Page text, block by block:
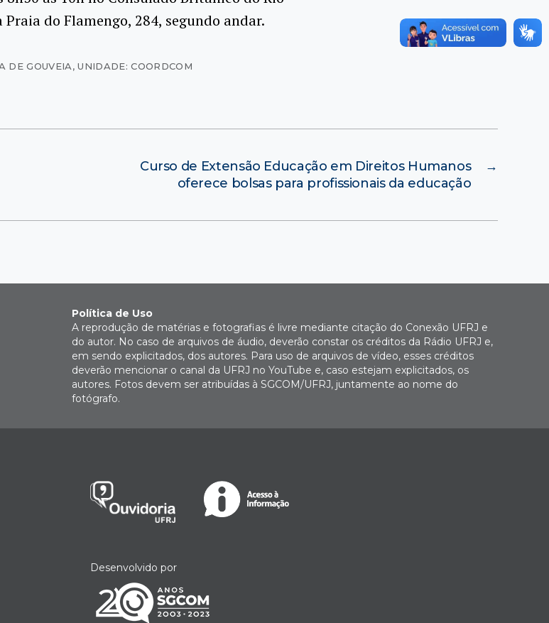
do Flamengo, 284, segundo andar.
DE GOUVEIA,UNIDADE: COORDCOM
→
Curso de Extensão Educação em Direitos Humanos
oferece bolsas para profissionais da educação
Política de Uso
A reprodução de matérias e fotografias é livre mediante citação do Conexão UFRJ e
do autor. No caso de arquivos de áudio, deverão constar os créditos da Rádio UFRJ e,
em sendo explicitados, dos autores. Para uso de arquivos de vídeo, esses créditos
deverão mencionar o canal da UFRJ no YouTube e, caso estejam explicitados, os
autores. Fotos devem ser atribuídas à SGCOM/UFRJ, juntamente ao nome do
fotógrafo.
Desenvolvido por